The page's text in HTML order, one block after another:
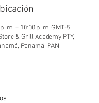
m. – 10:00 p. m. GMT-5
& Grill Academy PTY,
Panamá, PAN